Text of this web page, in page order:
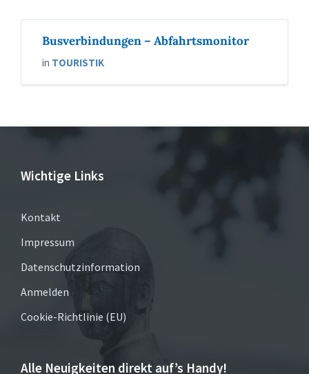
Busverbindungen – Abfahrtsmonitor
in TOURISTIK
Wichtige Links
Kontakt
Impressum
Datenschutzinformation
Anmelden
Cookie-Richtlinie (EU)
Alle Neuigkeiten direkt auf’s Handy!